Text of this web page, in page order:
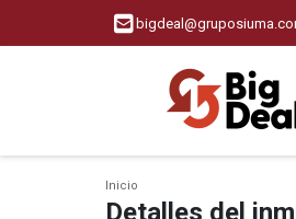
Inicio
Detalles del